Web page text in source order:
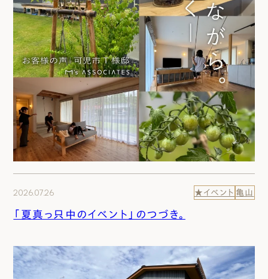
2026.07.26 ★イベント 亀山
「夏真っ只中のイベント」のつづき。